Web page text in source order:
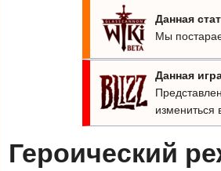
Данная
Мы
Данная
измениться
Героический